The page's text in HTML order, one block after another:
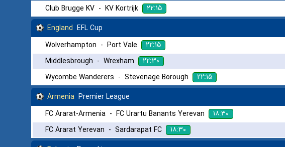
Club Brugge KV - KV Kortrijk ۲۲:۱۵
England EFL Cup
Wolverhampton - Port Vale ۲۲:۱۵
Middlesbrough - Wrexham ۲۲:۳۰
Wycombe Wanderers - Stevenage Borough ۲۲:۱۵
Armenia Premier League
FC Ararat-Armenia - FC Urartu Banants Yerevan ۱۸:۳۰
FC Ararat Yerevan - Sardarapat FC ۱۸:۳۰